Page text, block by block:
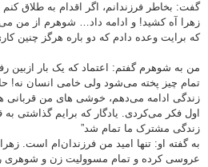
گفت: بخاطر فرزندانم، اگر اقدام به طلاق کنم
زهرا آه کشید! و ادامه داد… شوهرم از من
که برایت وعده دادم که دو باره هرگز چنین
من به شوهرم گفتم: اعتماد که یک بار ازبین
تمام چیز پخته می‌شود ولی خامی انسان نه!
زندگی ادامه می‌دهم، خوشی های من قربانی
اول فکر می‌کردی. یادگار که برایم گذاشتی
زندگی مشترک ما تمام شد”
به گفته او: تنها امید من فرزندان‌ام است.
عروسی کرده و تمام مسوولیت زن و شوهری را